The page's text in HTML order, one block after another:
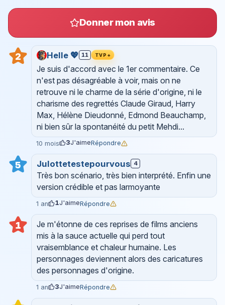
Donner mon avis
2 Helle 💖 11 TVP+
Je suis d'accord avec le 1er commentaire. Ce
n'est pas désagréable à voir, mais on ne
retrouve ni le charme de la série d'origine, ni le
charisme des regrettés Claude Giraud, Harry
Max, Hélène Dieudonné, Edmond Beauchamp,
ni bien sûr la spontanéité du petit Mehdi...
10 mois 3J'aimeRépondre
5 Julottetestepourvous 4
Très bon scénario, très bien interprété. Enfin une
version crédible et pas larmoyante
1 an 1J'aimeRépondre
1
Je m'étonne de ces reprises de films anciens
mis à la sauce actuelle qui perd tout
vraisemblance et chaleur humaine. Les
personnages deviennent alors des caricatures
des personnages d'origine.
1 an 3J'aimeRépondre